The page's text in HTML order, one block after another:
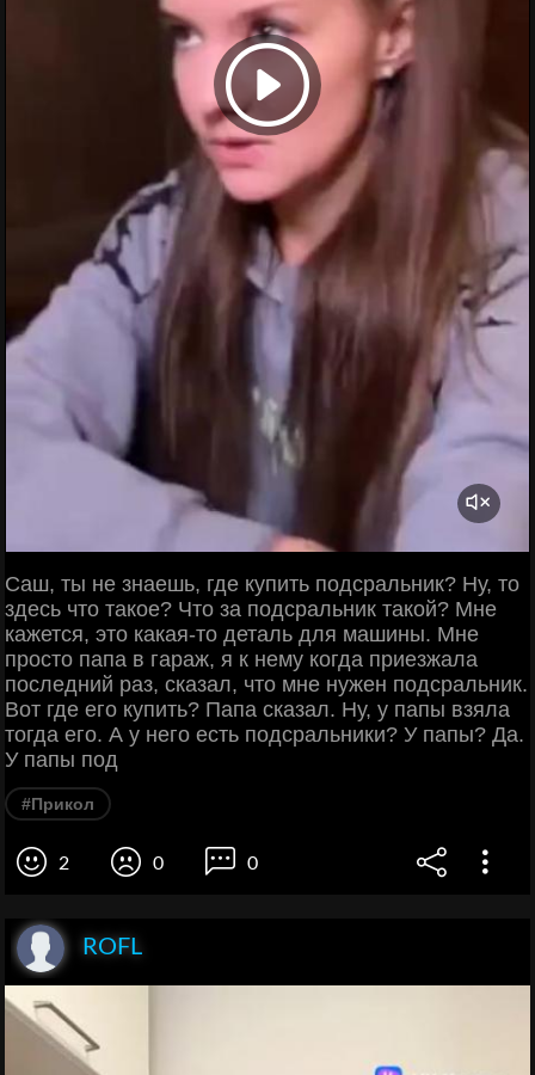
Саш, ты не знаешь, где купить подсральник? Ну, то
здесь что такое? Что за подсральник такой? Мне
кажется, это какая-то деталь для машины. Мне
просто папа в гараж, я к нему когда приезжала
последний раз, сказал, что мне нужен подсральник.
Вот где его купить? Папа сказал. Ну, у папы взяла
тогда его. А у него есть подсральники? У папы? Да.
У папы под
#Прикол
2 0 0
ROFL